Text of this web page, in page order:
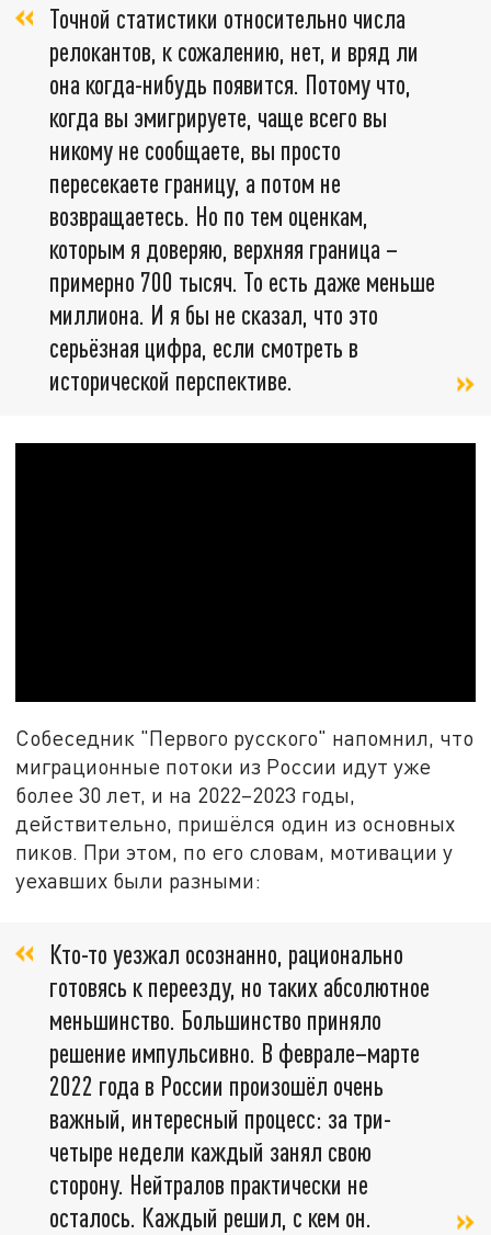
Точной статистики относительно числа
релокантов, к сожалению, нет, и вряд ли
она когда-нибудь появится. Потому что,
когда вы эмигрируете, чаще всего вы
никому не сообщаете, вы просто
пересекаете границу, а потом не
возвращаетесь. Но по тем оценкам,
которым я доверяю, верхняя граница –
примерно 700 тысяч. То есть даже меньше
миллиона. И я бы не сказал, что это
серьёзная цифра, если смотреть в
исторической перспективе.
Собеседник "Первого русского" напомнил, что
миграционные потоки из России идут уже
более 30 лет, и на 2022–2023 годы,
действительно, пришёлся один из основных
пиков. При этом, по его словам, мотивации у
уехавших были разными:
Кто-то уезжал осознанно, рационально
готовясь к переезду, но таких абсолютное
меньшинство. Большинство приняло
решение импульсивно. В феврале–марте
2022 года в России произошёл очень
важный, интересный процесс: за три-
четыре недели каждый занял свою
сторону. Нейтралов практически не
осталось. Каждый решил, с кем он.